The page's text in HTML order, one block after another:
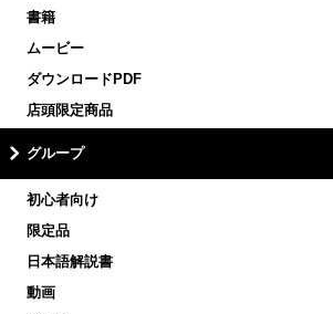
書籍
ムービー
ダウンロードPDF
店頭限定商品
グループ
初心者向け
限定品
日本語解説書
動画